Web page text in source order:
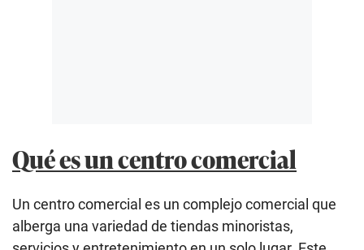
Qué es un centro comercial
Un centro comercial es un complejo comercial que
alberga una variedad de tiendas minoristas,